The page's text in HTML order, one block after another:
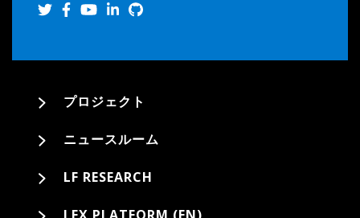
プロジェクト
ニュースルーム
LF RESEARCH